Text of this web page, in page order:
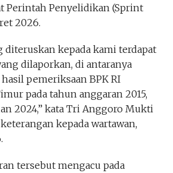
Perintah Penyelidikan (Sprint
2026.
diteruskan kepada kami terdapat
dilaporkan, di antaranya
pemeriksaan BPK RI
pada tahun anggaran 2015,
2024,” kata Tri Anggoro Mukti
kepada wartawan,
tersebut mengacu pada